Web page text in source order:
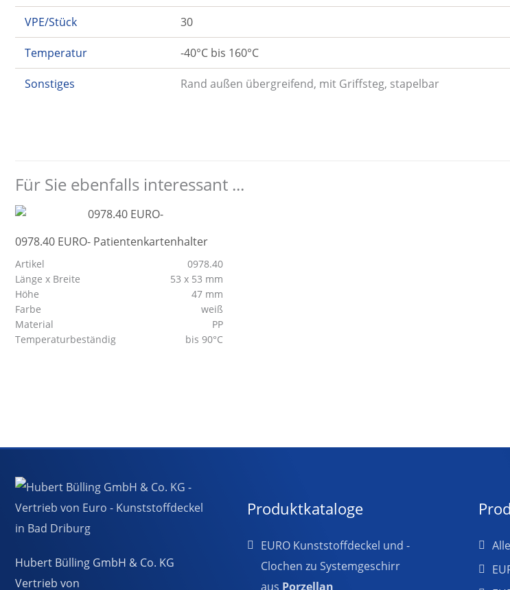
VPE/Stück 30
Temperatur -40°C bis 160°C
Sonstiges Rand außen übergreifend, mit Griffsteg, stapelbar
Für Sie ebenfalls interessant ...
0978.40 EURO- Patientenkartenhalter
Artikel
0978.40
Länge x Breite
53 x 53 mm
Höhe
47 mm
Farbe
weiß
Material
PP
Temperaturbeständig
bis 90°C
Hubert Bülling GmbH & Co. KG
Vertrieb von
Produktkataloge
EURO Kunststoffdeckel und -
Clochen zu Systemgeschirr
aus Porzellan